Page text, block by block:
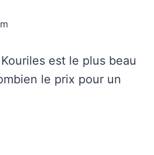
est le plus beau
le prix pour un